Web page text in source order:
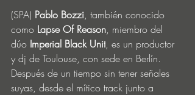
(SPA) Pablo Bozzi, también conocido
como Lapse Of Reason, miembro del
dúo Imperial Black Unit, es un productor
y dj de Toulouse, con sede en Berlín.
Después de un tiempo sin tener señales
suyas, desde el mítico track junto a